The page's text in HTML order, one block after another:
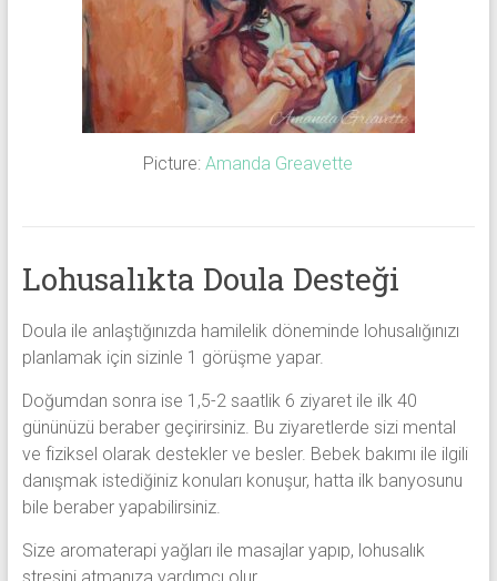
Picture:Amanda Greavette
Lohusalıkta Doula Desteği
Doula ile anlaştığınızda hamilelik döneminde lohusalığınızı
planlamak için sizinle 1 görüşme yapar.
Doğumdan sonra ise 1,5-2 saatlik 6 ziyaret ile ilk 40
gününüzü beraber geçirirsiniz. Bu ziyaretlerde sizi mental
ve fiziksel olarak destekler ve besler. Bebek bakımı ile ilgili
danışmak istediğiniz konuları konuşur, hatta ilk banyosunu
bile beraber yapabilirsiniz.
Size aromaterapi yağları ile masajlar yapıp, lohusalık